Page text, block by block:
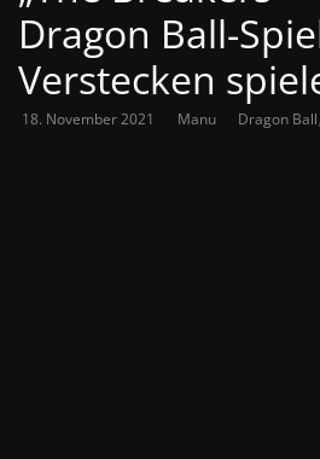
Dragon Ball-
Verstecken
18. November 2021 Manu Dragon Ball,